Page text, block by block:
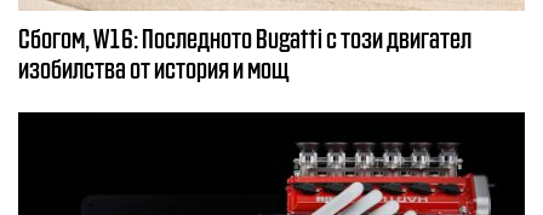
Сбогом, W16: Последното Bugatti с този двигател
изобилства от история и мощ